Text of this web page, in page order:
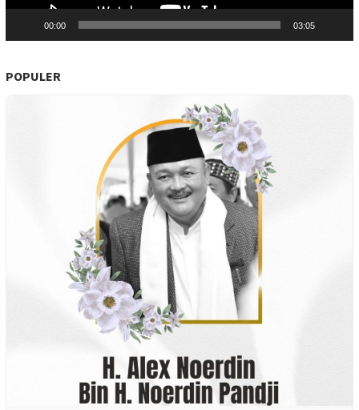
00:00 03:05
POPULER